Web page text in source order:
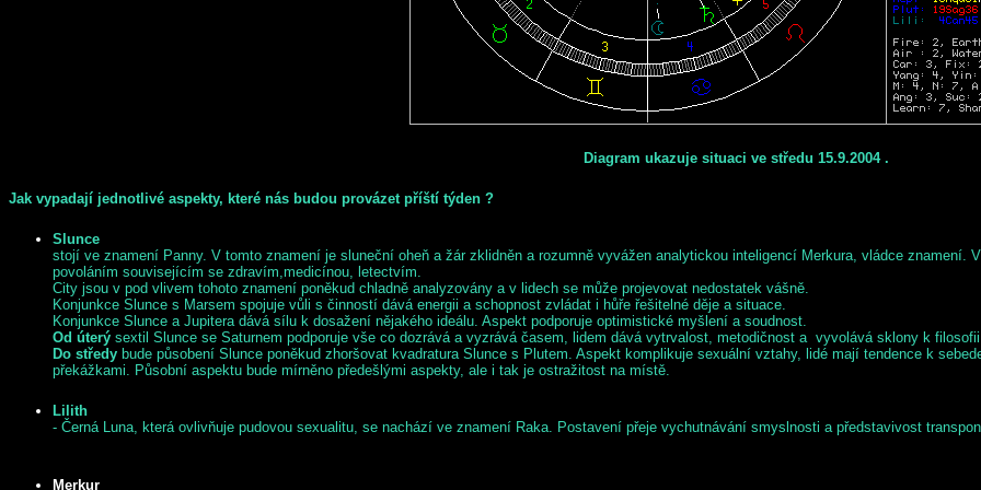
Diagram ukazuje situaci ve středu 15.9.2004 .
Jak vypadají jednotlivé aspekty, které nás budou provázet příští týden ?
Slunce
stojí ve znamení Panny. V tomto znamení je sluneční oheň a žár zklidněn a rozumně vyvážen analytickou inteligencí Merkura, vládce
povoláním souvisejícím se zdravím,medicínou, letectvím.
City jsou v pod vlivem tohoto znamení poněkud chladně analyzovány a v lidech se může projevovat nedostatek vášně.
Konjunkce Slunce s Marsem spojuje vůli s činností dává energii a schopnost zvládat i hůře řešitelné děje a situace.
Konjunkce Slunce a Jupitera dává sílu k dosažení nějakého ideálu. Aspekt podporuje optimistické myšlení a soudnost.
Od úterý sextil Slunce se Saturnem podporuje vše co dozrává a vyzrává časem, lidem dává vytrvalost, metodičnost a vyvolává sklony k
Do středy bude působení Slunce poněkud zhoršovat kvadratura Slunce s Plutem. Aspekt komplikuje sexuální vztahy, lidé mají tendence k
překážkami. Působní aspektu bude mírněno předešlými aspekty, ale i tak je ostražitost na místě.
Lilith
- Černá Luna, která ovlivňuje pudovou sexualitu, se nachází ve znamení Raka. Postavení přeje vychutnávání smyslnosti a představivost
Merkur